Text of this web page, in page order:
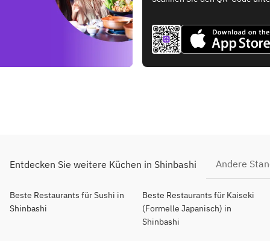
Entdecken Sie weitere Küchen in Shinbashi Andere
Beste Restaurants für Sushi in
Shinbashi
Beste Restaurants für Kaiseki
(Formelle Japanisch) in
Shinbashi